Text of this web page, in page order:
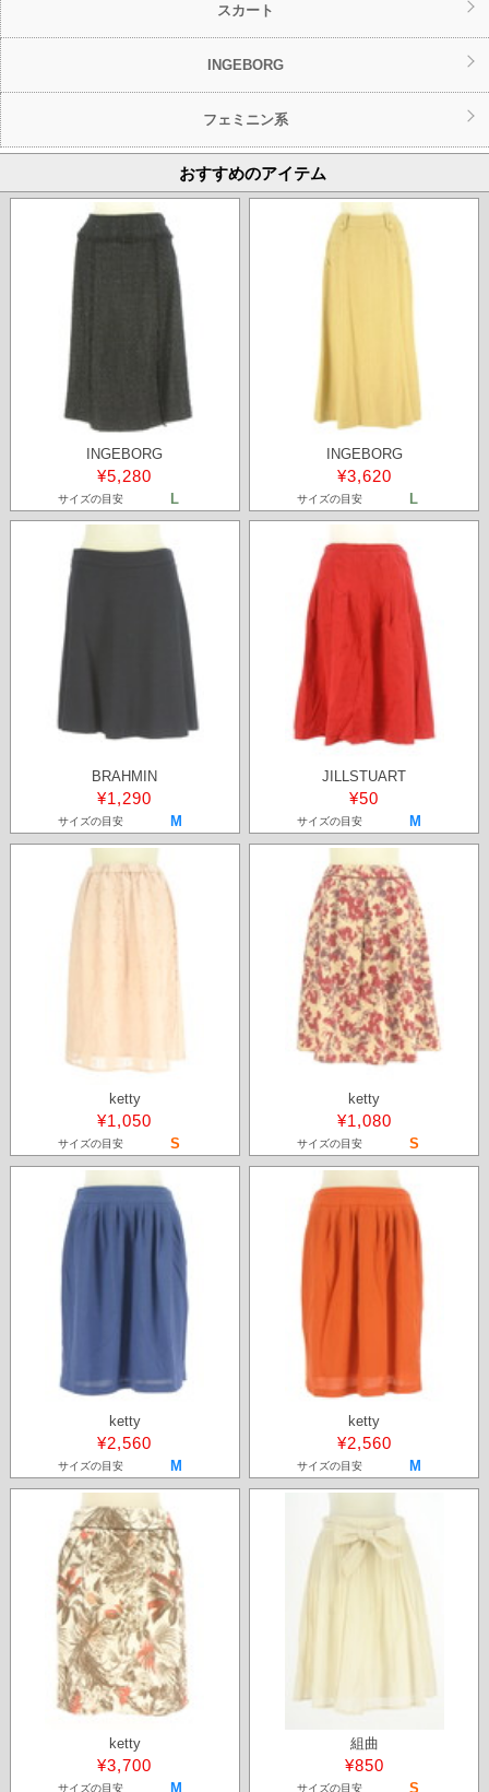
スカート
INGEBORG
フェミニン系
おすすめのアイテム
INGEBORG
¥5,280
サイズの目安 L
INGEBORG
¥3,620
サイズの目安 L
BRAHMIN
¥1,290
サイズの目安 M
JILLSTUART
¥50
サイズの目安 M
ketty
¥1,050
サイズの目安 S
ketty
¥1,080
サイズの目安 S
ketty
¥2,560
サイズの目安 M
ketty
¥2,560
サイズの目安 M
ketty
¥3,700
サイズの目安 M
組曲
¥850
サイズの目安 S